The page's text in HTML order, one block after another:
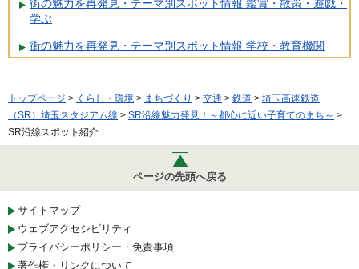
街の魅力を再発見・テーマ別スポット情報 鑑賞・散策・遊戯・
学ぶ
街の魅力を再発見・テーマ別スポット情報 学校・教育機関
トップページ > くらし・環境 > まちづくり > 交通 > 鉄道 > 埼玉高速鉄道
（SR）埼玉スタジアム線 > SR沿線魅力発見！～都心に近い子育てのまち～ >
SR沿線スポット紹介
ページの先頭へ戻る
サイトマップ
ウェブアクセシビリティ
プライバシーポリシー・免責事項
著作権・リンクについて